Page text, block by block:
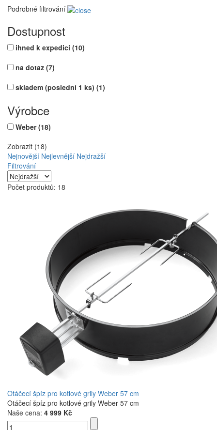
Podrobné filtrování
Dostupnost
ihned k expedici (10)
na dotaz (7)
skladem (poslední 1 ks) (1)
Výrobce
Weber(18)
Zobrazit (18)
Nejnovější Nejlevnější Nejdražší
Filtrování
Počet produktů: 18
Otáčecí špíz pro kotlové grily Weber 57 cm
Otáčecí špíz pro kotlové grily Weber 57 cm
Naše cena: 4 999 Kč